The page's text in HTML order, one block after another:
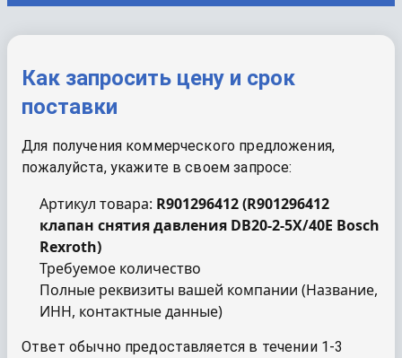
Как запросить цену и срок
поставки
Для получения коммерческого предложения,
пожалуйста, укажите в своем запросе:
Артикул товара: R901296412(R901296412
клапан снятия давления DB20-2-5X/40E Bosch
Rexroth)
Требуемое количество
Полные реквизиты вашей компании (Название,
ИНН, контактные данные)
Ответ обычно предоставляется в течении 1-3